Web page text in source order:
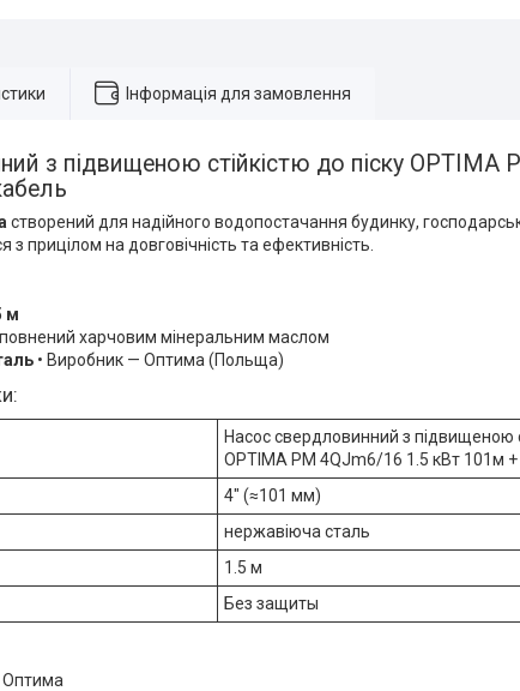
Інформація для замовлення
з підвищеною стійкістю до піску OPTIMA
створений для надійного водопостачання будинку,
прицілом на довговічність та ефективність.
м
харчовим мінеральним маслом
• Виробник — Оптима (Польща)
Насос свердловинний з підвищеною
OPTIMA PM 4QJm6/16 1.5 кВт 101м
4" (≈101 мм)
нержавіюча сталь
1.5 м
Без защиты
Оптима